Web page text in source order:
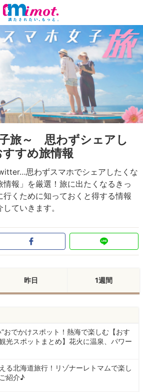
旅～ 思わずシェアし
すめ旅情報
思わずスマホでシェアしたくな
情報」を厳選！旅に出たくなるきっ
くために知っておくと得する情報
ていきます。
昨日 1週間
おでかけスポット！熱海で楽しむ【おす
光スポットまとめ】花火に温泉、パワー
る北海道旅行！リゾナーレトマムで楽し
紹介♪